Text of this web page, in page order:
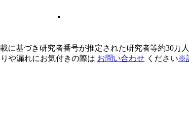
に基づき研究者番号が推定された研究者等約30万人
や漏れにお気付きの際は お問い合わせ ください※